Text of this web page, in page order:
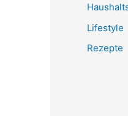
Lifestyle
Rezepte